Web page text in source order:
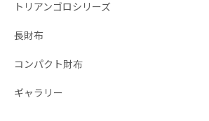
トリアンゴロシリーズ
長財布
コンパクト財布
ギャラリー